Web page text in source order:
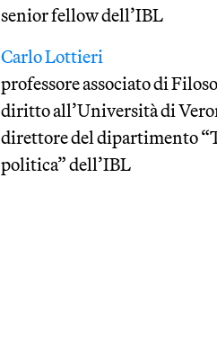
senior fellow dell’IBL
Carlo Lottieri
professore associato di
diritto all’Università di
direttore del dipartimento
politica” dell’IBL